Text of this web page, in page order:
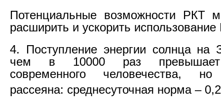
Потенциальные возможности РКТ
расширить и ускорить
4. Поступление энергии солнца
чем в 10000 раз превышает
современного человечества,
рассеяна: среднесуточная норма –